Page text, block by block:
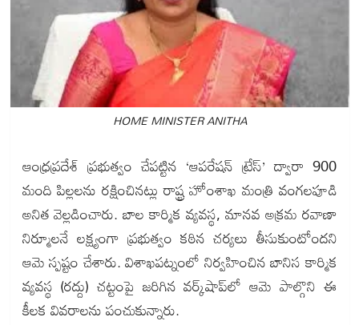
HOME MINISTER ANITHA
ఆంధ్రప్రదేశ్ ప్రభుత్వం చేపట్టిన ‘ఆపరేషన్ ట్రేస్’ ద్వారా 900
మంది పిల్లలను రక్షించినట్లు రాష్ట్ర హోంశాఖ మంత్రి వంగలపూడి
అనిత వెల్లడించారు. బాల కార్మిక వ్యవస్థ, మానవ అక్రమ రవాణా
నిర్మూలనే లక్ష్యంగా ప్రభుత్వం కఠిన చర్యలు తీసుకుంటోందని
ఆమె స్పష్టం చేశారు. విశాఖపట్నంలో నిర్వహించిన బానిస కార్మిక
వ్యవస్థ (రద్దు) చట్టంపై జరిగిన వర్క్‌షాప్‌లో ఆమె పాల్గొని ఈ
కీలక వివరాలను పంచుకున్నారు.